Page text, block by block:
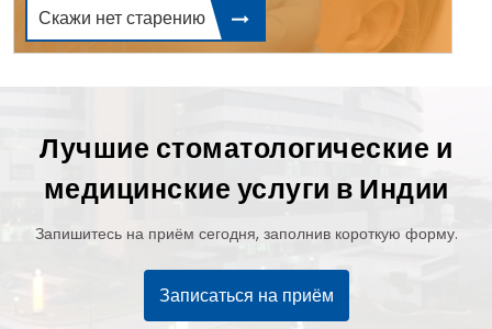
Скажи нет старению
Лучшие стоматологические и
медицинские услуги в Индии
Запишитесь на приём сегодня, заполнив короткую форму.
Записаться на приём